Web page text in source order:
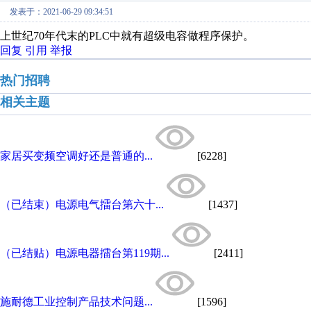
发表于：2021-06-29 09:34:51
上世纪70年代末的PLC中就有超级电容做程序保护。
回复 引用 举报
热门招聘
相关主题
家居买变频空调好还是普通的... [6228]
（已结束）电源电气擂台第六十... [1437]
（已结贴）电源电器擂台第119期... [2411]
施耐德工业控制产品技术问题... [1596]